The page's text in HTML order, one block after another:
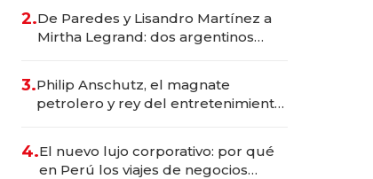
marcas "fast premium"
2.De Paredes y Lisandro Martínez a
Mirtha Legrand: dos argentinos
3.Philip Anschutz, el magnate
petrolero y rey del entretenimiento
4.El nuevo lujo corporativo: por qué
en Perú los viajes de negocios